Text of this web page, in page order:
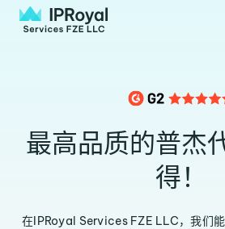
最高品质的普杰
得！
在IPRoyal Services FZE LLC，我们